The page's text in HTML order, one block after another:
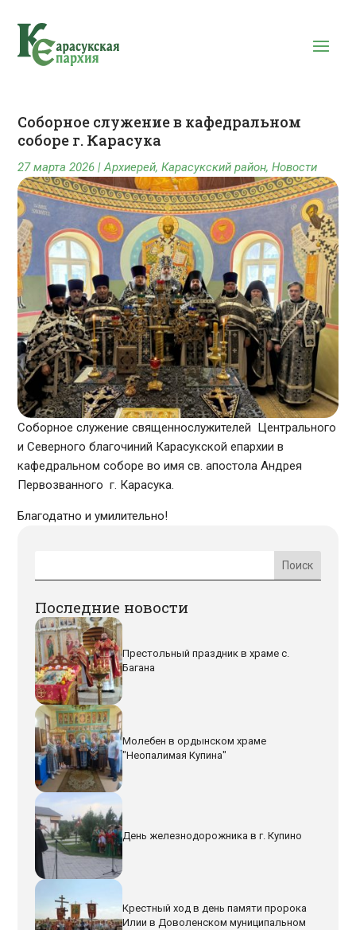
Соборное служение в кафедральном
соборе г. Карасука
27 марта 2026 |Архиерей,Карасукский район,Новости
Соборное служение священнослужителей Центрального
и Северного благочиний Карасукской епархии в
кафедральном соборе во имя св. апостола Андрея
Первозванного г. Карасука.
Благодатно и умилительно!
Последние новости
Престольный праздник в храме с.
Багана
Молебен в ордынском храме
"Неопалимая Купина"
День железнодорожника в г. Купино
Крестный ход в день памяти пророка
Илии в Доволенском муниципальном